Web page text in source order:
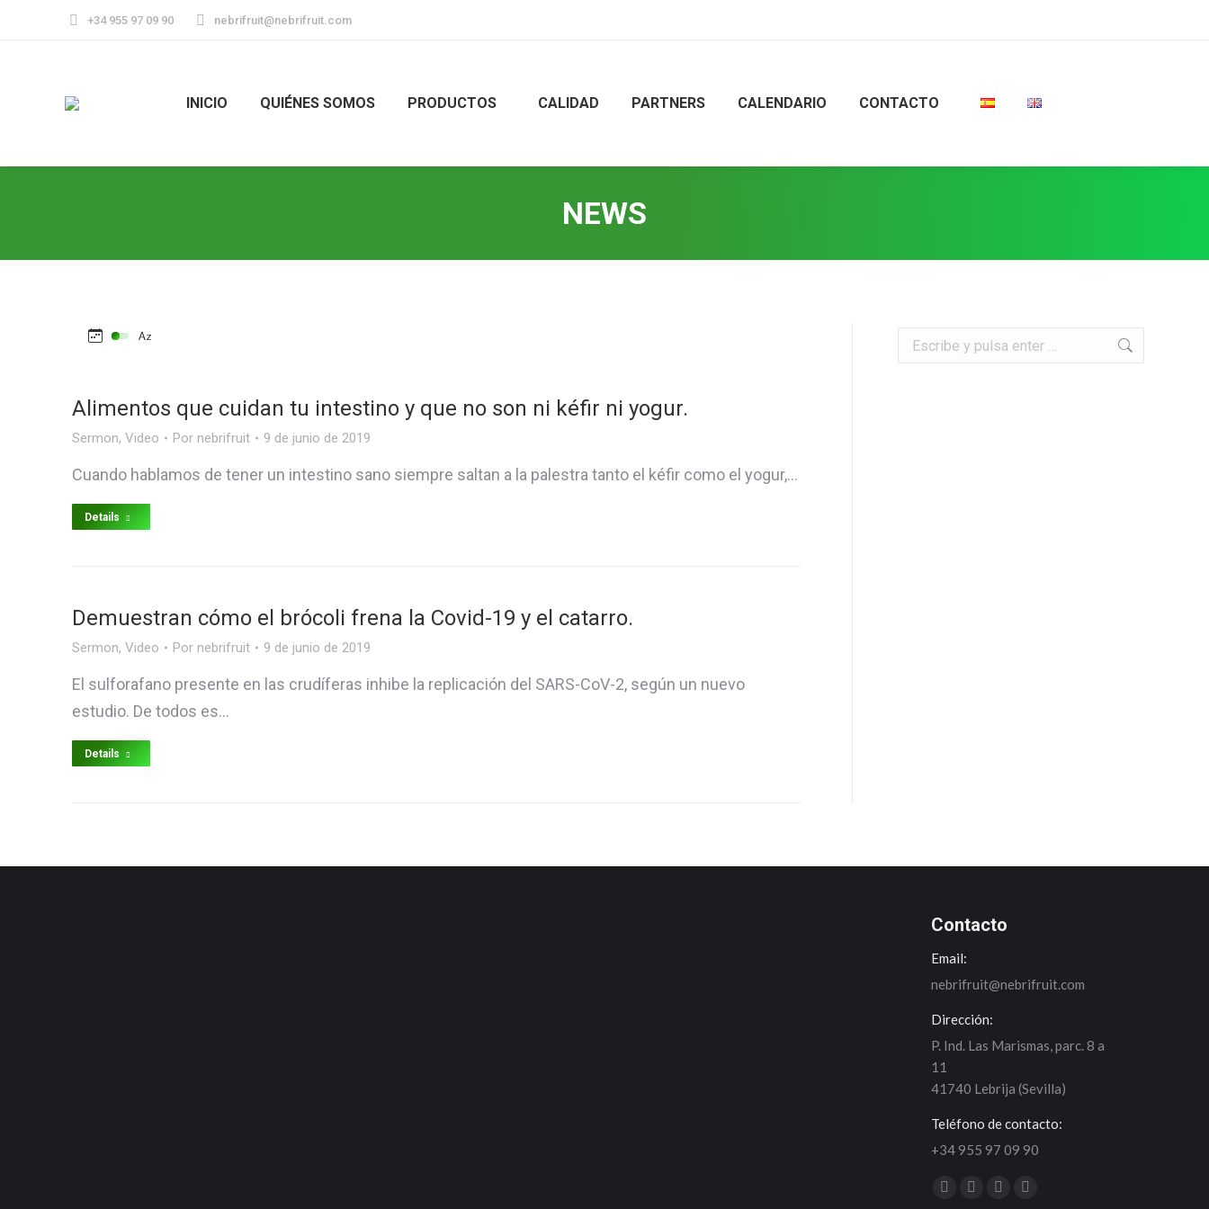
+34 955 97 09 90 nebrifruit@nebrifruit.com
INICIO QUIÉNES SOMOS PRODUCTOS CALIDAD PARTNERS CALENDARIO CONTACTO
NEWS
Alimentos que cuidan tu intestino y que no son ni kéfir ni yogur.
Sermon, Video Por nebrifruit 9 de junio de 2019
Cuando hablamos de tener un intestino sano siempre saltan a la palestra tanto el kéfir como el yogur,…
Details
Demuestran cómo el brócoli frena la Covid-19 y el catarro.
Sermon, Video Por nebrifruit 9 de junio de 2019
El sulforafano presente en las crudíferas inhibe la replicación del SARS-CoV-2, según un nuevo
estudio. De todos es…
Details
Buscar:
Contacto
Email:
nebrifruit@nebrifruit.com
Dirección:
P. Ind. Las Marismas, parc. 8 a
11
41740 Lebrija (Sevilla)
Teléfono de contacto:
+34 955 97 09 90
Encuéntranos en: